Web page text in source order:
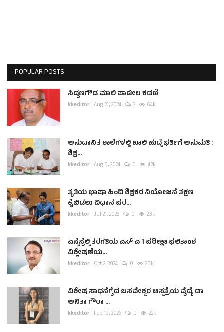
POPULAR POSTS
ಸಿದ್ದಣಗೌಡ ಮಾಲಿ ಪಾಟೀಲ ಕಡಣಿ
kkeditor Aug 21, 2024 2 6.4k
ಅನುದಾನಿತ ಶಾಲೆಗಳಲ್ಲಿ ಖಾಲಿ ಹುದ್ದೆ ಭರ್ತಿಗೆ ಅನುಮತಿ :
ಶಿಕ್ಷ...
kkeditor Aug 3, 2024 0 4.2k
ತೃತಿಯ ಭಾಷಾ ಹಿಂದಿ ಶಿಕ್ಷಕರ ನಿಯೋಜನೆ ತಕ್ಷಣ
ಕೈಬಿಡಲು ವಿಧಾನ ಪರ...
kkeditor Jul 21, 2026 0 2.3k
ಎಸ್ಸೆಸ್ಸೆಲ್ಸಿ ತರಗತಿಯ ಎಸ್ ಎ 1 ಪರೀಕ್ಷಾ ಫಲಿತಾಂಶ
ವಿಶ್ಲೇಷಣೆಯ...
kkeditor Oct 2, 2024 0 2.3k
ವಿಶೇಷ ಸಾಧನೆಗೈದ ಬಸವೇಶ್ವರ ಆಸ್ಪತ್ರೆಯ ವೈದ್ಯೆ ಡಾ
ಅನಿತಾ ಗೌರಾ ...
kkeditor Feb 19, 2026 0 2.2k